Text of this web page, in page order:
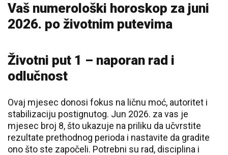
Vaš numerološki horoskop za juni
2026. po životnim putevima
Životni put 1 – naporan rad i
odlučnost
Ovaj mjesec donosi fokus na ličnu moć, autoritet i
stabilizaciju postignutog. Jun 2026. za vas je
mjesec broj 8, što ukazuje na priliku da učvrstite
rezultate prethodnog perioda i nastavite da gradite
ono što ste započeli. Potrebni su rad, disciplina i